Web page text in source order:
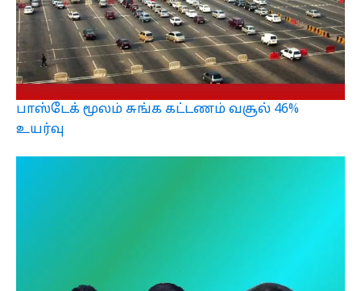
பாஸ்டேக் மூலம் சுங்க கட்டணம் வசூல் 46%
உயர்வு